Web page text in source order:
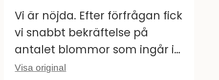
större designerna är
duplicerade; det vore trevligt
om de speglades. Men annars
Vi är nöjda. Efter förfrågan fick
vi snabbt bekräftelse på
antalet blommor som ingår i
setet. Hittills fäster de som
Visa original